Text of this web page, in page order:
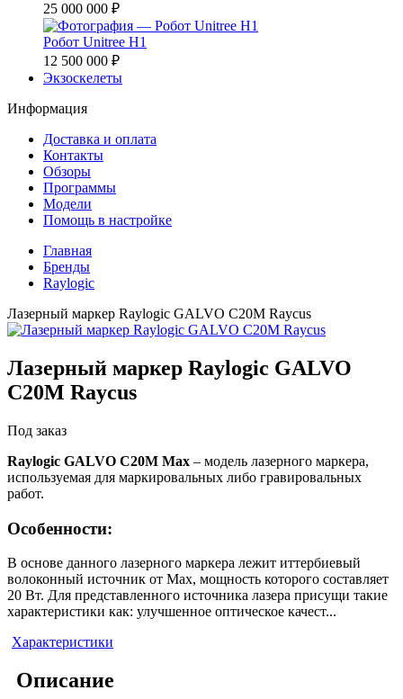
25 000 000 ₽
Робот Unitree H1
12 500 000 ₽
Экзоскелеты
Информация
Доставка и оплата
Контакты
Обзоры
Программы
Модели
Помощь в настройке
Главная
Бренды
Raylogic
Лазерный маркер Raylogic GALVO С20M Raycus
Лазерный маркер Raylogic GALVO
С20M Raycus
Под заказ
Raylogic GALVO С20M Max – модель лазерного маркера,
используемая для маркировальных либо гравировальных
работ.
Особенности:
В основе данного лазерного маркера лежит иттербиевый
волоконный источник от Max, мощность которого составляет
20 Вт. Для представленного источника лазера присущи такие
характеристики как: улучшенное оптическое качест...
Характеристики
Описание